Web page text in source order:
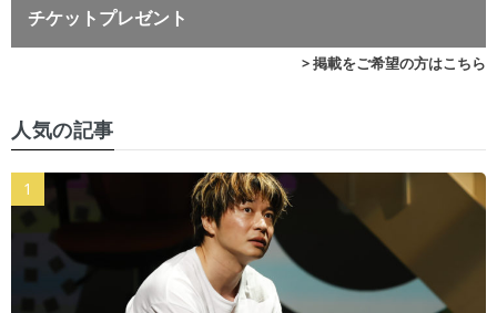
チケットプレゼント
> 掲載をご希望の方はこちら
人気の記事